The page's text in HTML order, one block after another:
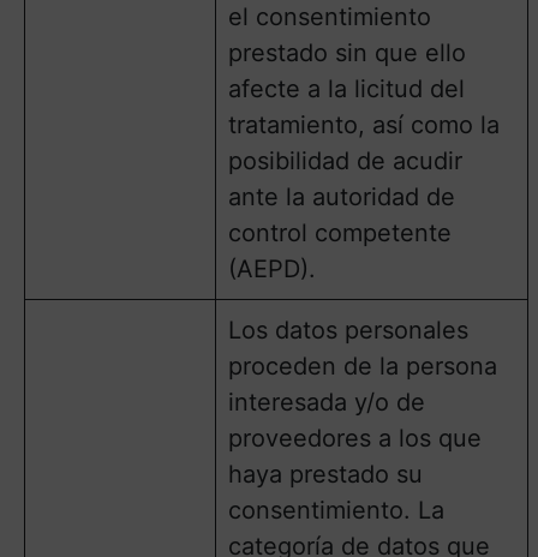
el consentimiento
prestado sin que ello
afecte a la licitud del
tratamiento, así como la
posibilidad de acudir
ante la autoridad de
control competente
(AEPD).
Los datos personales
proceden de la persona
interesada y/o de
proveedores a los que
haya prestado su
consentimiento. La
categoría de datos que